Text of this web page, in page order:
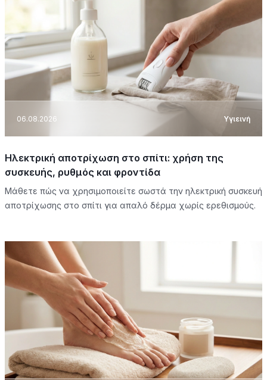
06.08.2026 Υγιεινή
Ηλεκτρική αποτρίχωση στο σπίτι: χρήση της
συσκευής, ρυθμός και φροντίδα
Μάθετε πώς να χρησιμοποιείτε σωστά την ηλεκτρική συσκευή
αποτρίχωσης στο σπίτι για απαλό δέρμα χωρίς ερεθισμούς.